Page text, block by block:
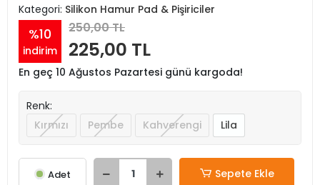
Kategori: Silikon Hamur Pad & Pişiriciler
%10
indirim
250,00 TL
225,00 TL
En geç 10 Ağustos Pazartesi günü kargoda!
Renk:
Kırmızı
Pembe Kahverengi Lila
Adet Sepete Ekle